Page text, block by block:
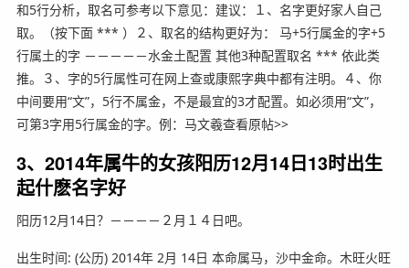
和5行分析，取名可参考以下意见：建议：１、名字更好家人自己
取。（按下面 *** ）２、取名的结构更好为： 马+5行属金的字+5
行属土的字 －－－－－水金土配置 其他3种配置取名 *** 依此类
推。３、字的5行属性可在网上查或康熙字典中都有注明。４、你
中间要用“文”，5行不属金，不是最宜的3才配置。如必须用“文”，
可第3字用5行属金的字。例：马文羲查看原帖>>
3、2014年属牛的女孩阳历12月14日13时出生
起什麽名字好
阳历12月14日？－－－－２月１４日吧。
出生时间: (公历) 2014年 2月 14日 本命属马，沙中金命。木旺火旺